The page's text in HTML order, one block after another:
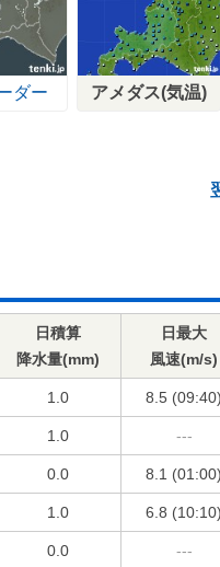
ダー アメダス(気温)
日積算
降水量(mm)
日最大
風速(m/s)
1.0 8.5 (09:40)
1.0 ---
0.0 8.1 (01:00)
1.0 6.8 (10:10)
0.0 ---